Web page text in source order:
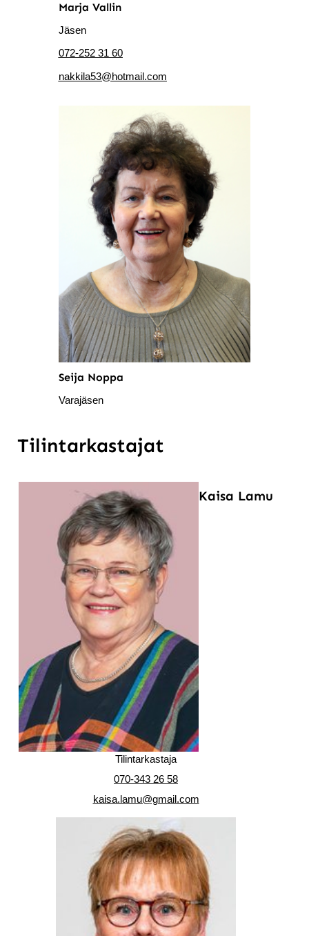
Marja Vallin
Jäsen
072-252 31 60
nakkila53@hotmail.com
Seija Noppa
Varajäsen
Tilintarkastajat
Kaisa Lamu
Tilintarkastaja
070-343 26 58
kaisa.lamu@gmail.com